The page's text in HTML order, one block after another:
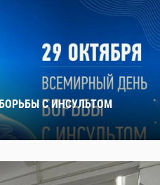
С ИНСУЛЬТОМ